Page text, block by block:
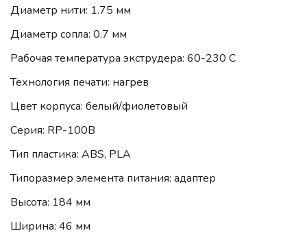
Диаметр нити: 1.75 мм
Диаметр сопла: 0.7 мм
Рабочая температура экструдера: 60-230 C
Технология печати: нагрев
Цвет корпуса: белый/фиолетовый
Серия: RP-100B
Тип пластика: ABS, PLA
Типоразмер элемента питания: адаптер
Высота: 184 мм
Ширина: 46 мм